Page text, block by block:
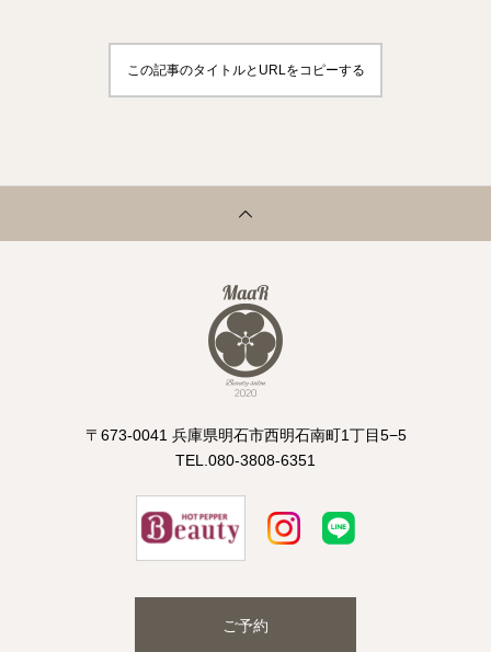
この記事のタイトルとURLをコピーする
〒673-0041 兵庫県明石市西明石南町1丁目5−5
TEL.080-3808-6351
ご予約